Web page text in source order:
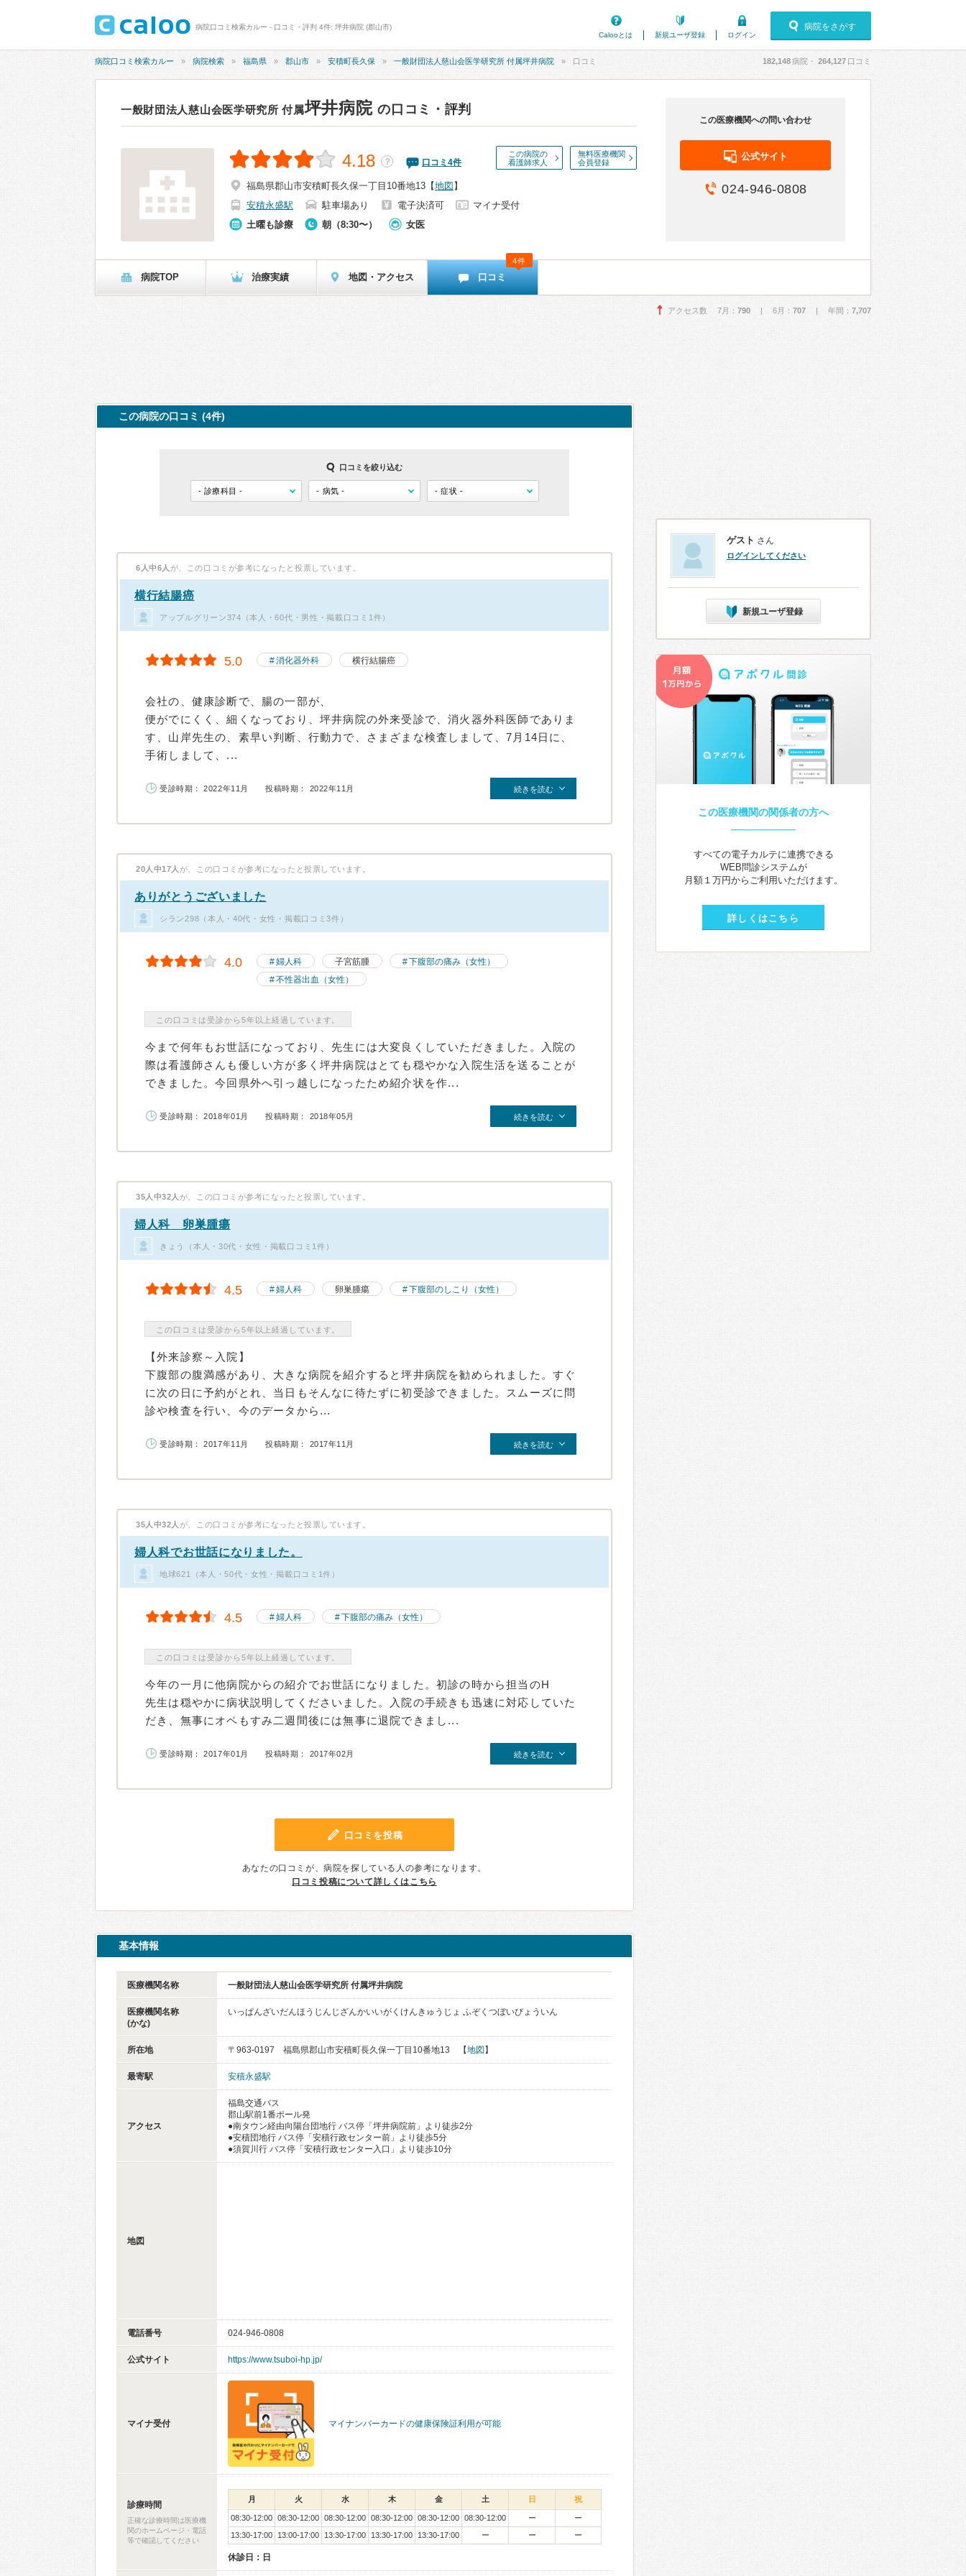
病院口コミ検索カルー - 口コミ・評判 4件: 坪井病院 (郡山市)
Calooとは
新規ユーザ登録 ログイン
病院をさがす
病院口コミ検索カルー 病院検索 福島県 郡山市 安積町長久保 一般財団法人慈山会医学研究所 付属坪井病院 口コミ 182,148病院・ 264,127 口コミ
一般財団法人慈山会医学研究所 付属坪井病院 の口コミ・評判
この病院の
看護師求人
無料医療機関
会員登録
4.18 ？ 口コミ 4件
福島県郡山市安積町長久保一丁目10番地13 【地図 】
安積永盛駅
駐車場あり 電子決済可
マイナ受付
土曜も診療
朝（8:30〜） 女医
この医療機関への問い合わせ
公式サイト
024-946-0808
病院TOP 治療実績 地図・アクセス 口コミ
4件
アクセス数 7月： 790 | 6月： 707 | 年間： 7,707
この病院の口コミ (4件)
口コミを絞り込む
6人中6人 が、この口コミが参考になったと投票しています。
横行結腸癌
アップルグリーン374（本人・60代・男性・掲載口コミ1件）
5.0 消化器外科 横行結腸癌
会社の、健康診断で、腸の一部が、
便がでにくく、細くなっており、坪井病院の外来受診で、消火器外科医師でありま
す、山岸先生の、素早い判断、行動力で、さまざまな検査しまして、7月14日に、
手術しまして、...
受診時期： 2022年11月 投稿時期： 2022年11月 続きを読む
20人中17人 が、この口コミが参考になったと投票しています。
ありがとうございました
シラン298（本人・40代・女性・掲載口コミ3件）
4.0 婦人科 子宮筋腫
下腹部の痛み（女性）
不性器出血（女性）
この口コミは受診から5年以上経過しています。
今まで何年もお世話になっており、先生には大変良くしていただきました。入院の
際は看護師さんも優しい方が多く坪井病院はとても穏やかな入院生活を送ることが
できました。今回県外へ引っ越しになったため紹介状を作...
受診時期： 2018年01月 投稿時期： 2018年05月 続きを読む
35人中32人 が、この口コミが参考になったと投票しています。
婦人科 卵巣腫瘍
きょう（本人・30代・女性・掲載口コミ1件）
4.5 婦人科 卵巣腫瘍 下腹部のしこり（女性）
この口コミは受診から5年以上経過しています。
【外来診察～入院】
下腹部の腹満感があり、大きな病院を紹介すると坪井病院を勧められました。すぐ
に次の日に予約がとれ、当日もそんなに待たずに初受診できました。スムーズに問
診や検査を行い、今のデータから...
受診時期： 2017年11月 投稿時期： 2017年11月 続きを読む
35人中32人 が、この口コミが参考になったと投票しています。
婦人科でお世話になりました。
地球621（本人・50代・女性・掲載口コミ1件）
4.5 婦人科 下腹部の痛み（女性）
この口コミは受診から5年以上経過しています。
今年の一月に他病院からの紹介でお世話になりました。初診の時から担当のH
先生は穏やかに病状説明してくださいました。入院の手続きも迅速に対応していた
だき、無事にオペもすみ二週間後には無事に退院できまし...
受診時期： 2017年01月 投稿時期： 2017年02月 続きを読む
口コミを投稿
あなたの口コミが、病院を探している人の参考になります。
口コミ投稿について詳しくはこちら
基本情報
医療機関名称 一般財団法人慈山会医学研究所 付属坪井病院
医療機関名称
(かな)
いっぱんざいだんほうじんじざんかいいがくけんきゅうじょ ふぞくつぼいびょういん
所在地 〒963-0197 福島県郡山市安積町長久保一丁目10番地13 【地図 】
最寄駅 安積永盛駅
アクセス
福島交通バス
郡山駅前1番ポール発
●南タウン経由向陽台団地行 バス停「坪井病院前」より徒歩2分
●安積団地行 バス停「安積行政センター前」より徒歩5分
●須賀川行 バス停「安積行政センター入口」より徒歩10分
地図
電話番号 024-946-0808
公式サイト https://www.tsuboi-hp.jp/
マイナ受付 マイナンバーカードの健康保険証利用が可能
診療時間
正確な診療時間は医療機
関のホームページ・電話
等で確認してください
月 火 水 木 金 土 日 祝
08:30-12:00 08:30-12:00 08:30-12:00 08:30-12:00 08:30-12:00 08:30-12:00 ー
ー
13:30-17:00
13:00-17:00 13:30-17:00 13:30-17:00 13:30-17:00 ー ー ー
休診日：日
ゲスト さん
ログインしてください
新規ユーザ登録
この医療機関の関係者の方へ
すべての電子カルテに連携できる
WEB問診システムが
月額１万円からご利用いただけます。
詳しくはこちら